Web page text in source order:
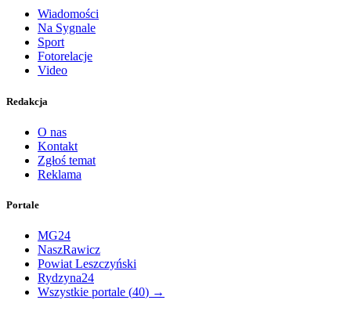
Wiadomości
Na Sygnale
Sport
Fotorelacje
Video
Redakcja
O nas
Kontakt
Zgłoś temat
Reklama
Portale
MG24
NaszRawicz
Powiat Leszczyński
Rydzyna24
Wszystkie portale (40) →